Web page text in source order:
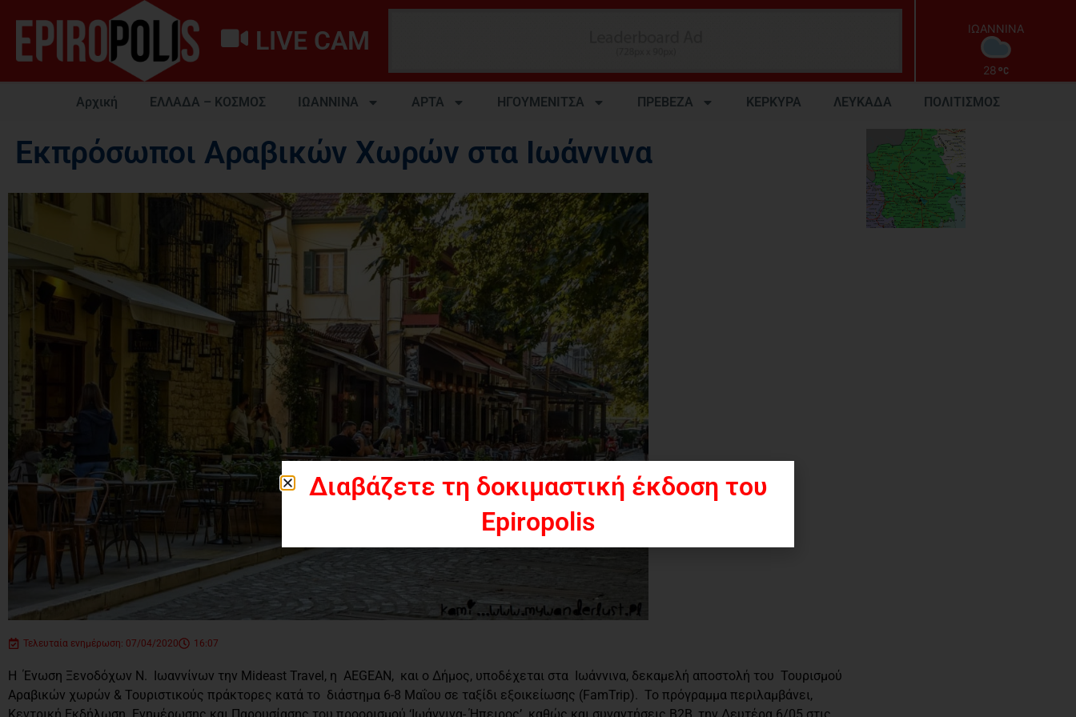
LIVE CAM ΙΩΑΝΝΙΝΑ
28
Αρχική ΕΛΛΑΔΑ – ΚΟΣΜΟΣ ΙΩΑΝΝΙΝΑ ΑΡΤΑ ΗΓΟΥΜΕΝΙΤΣΑ ΠΡΕΒΕΖΑ ΚΕΡΚΥΡΑ ΛΕΥΚΑΔΑ ΠΟΛΙΤΙΣΜΟΣ
Εκπρόσωποι Αραβικών Χωρών στα Ιωάννινα
Τελευταία ενημέρωση: 07/04/2020 16:07
Η Ένωση Ξενοδόχων Ν. Ιωαννίνων την Mideast Travel, η AEGEAN, και ο Δήμος, υποδέχεται στα Ιωάννινα, δεκαμελή αποστολή του Τουρισμού
Αραβικών χωρών & Τουριστικούς πράκτορες κατά το διάστημα 6-8 Μαΐου σε ταξίδι εξοικείωσης (FamTrip). Το πρόγραμμα περιλαμβάνει,
Κεντρική Εκδήλωση Ενημέρωσης και Παρουσίασης του προορισμού ‘Ιωάννινα- Ήπειρος’ καθώς και συναντήσεις Β2Β, την Δευτέρα 6/05 στις
Διαβάζετε τη δοκιμαστική έκδοση του
Epiropolis